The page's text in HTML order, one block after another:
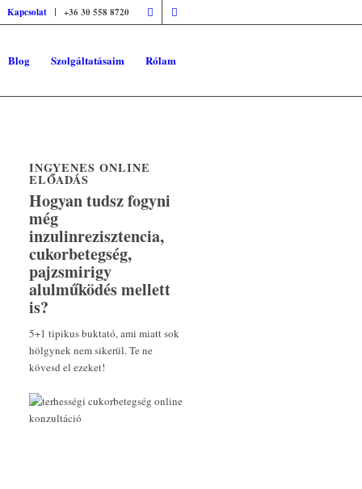
Kapcsolat +36 30 558 8720
Blog Szolgáltatásaim Rólam
INGYENES ONLINE
ELŐADÁS
Hogyan tudsz fogyni
még
inzulinrezisztencia,
cukorbetegség,
pajzsmirigy
alulműködés mellett
is?
5+1 tipikus buktató, ami miatt sok
hölgynek nem sikerül. Te ne
kövesd el ezeket!